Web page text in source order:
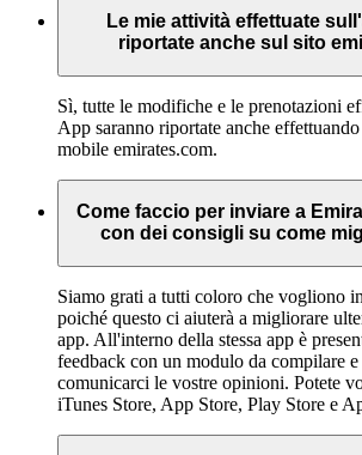
Le mie attività effettuate
riportate anche sul sito
Sì, tutte le modifiche e le prenotazioni
App saranno riportate anche
mobile emirates.com.
Come faccio per inviare a
con dei consigli su come
Siamo grati a tutti coloro che vogliono
poiché questo ci aiuterà a migliorare
app. All'interno della stessa app è
feedback con un modulo da compilare
comunicarci le vostre opinioni. Potete
iTunes Store, App Store, Play Store e